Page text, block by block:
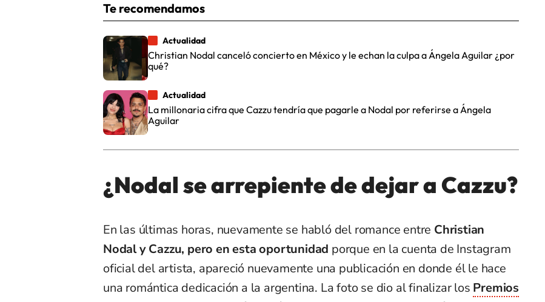
Te recomendamos
Actualidad
Christian Nodal canceló concierto en México y le echan la culpa a Ángela Aguilar ¿por
qué?
Actualidad
La millonaria cifra que Cazzu tendría que pagarle a Nodal por referirse a Ángela
Aguilar
¿Nodal se arrepiente de dejar a Cazzu?
En las últimas horas, nuevamente se habló del romance entre Christian
Nodal y Cazzu, pero en esta oportunidad porque en la cuenta de Instagram
oficial del artista, apareció nuevamente una publicación en donde él le hace
una romántica dedicación a la argentina. La foto se dio al finalizar los Premios